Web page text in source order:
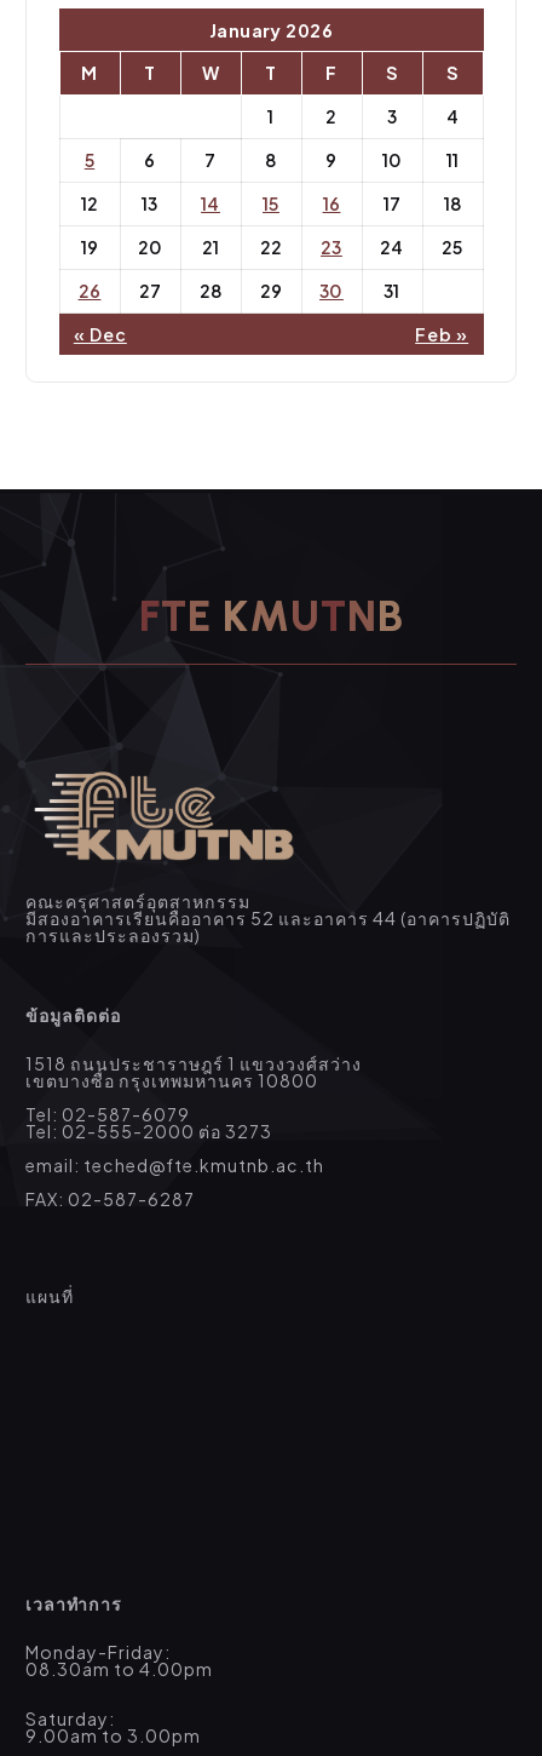
January 2026
M
T W T F S
S
1
2 3
4
5
6 7 8 9 10
11
12
13 14 15 16 17
18
19
20 21 22 23 24
25
26
27 28 29 30 31
« Dec Feb »
FTE KMUTNB
คณะครุศาสตร์อุตสาหกรรม
มีสองอาคารเรียนคืออาคาร 52 และอาคาร 44 (อาคารปฏิบัติ
การและประลองรวม)
ข้อมูลติดต่อ
1518 ถนนประชาราษฎร์ 1 แขวงวงศ์สว่าง
เขตบางซื่อ กรุงเทพมหานคร 10800
Tel: 02-587-6079
Tel: 02-555-2000 ต่อ 3273
email: teched@fte.kmutnb.ac.th
FAX: 02-587-6287
แผนที่
เวลาทำการ
Monday-Friday:
08.30am to 4.00pm
Saturday:
9.00am to 3.00pm